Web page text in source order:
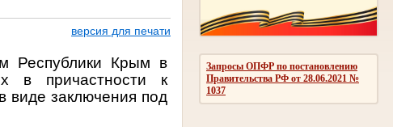
Запросы ОПФР по постановлению
Правительства РФ от 28.06.2021 №
1037
версия для печати
Республики Крым в
в причастности к
виде заключения под